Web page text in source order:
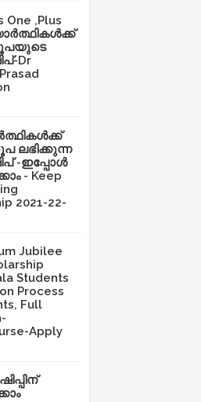
One ,Plus
Dr
ലഭിക്കുന്ന
-ഇപ്പോൾ
- Keep
2021-22-
Jubilee
Students
Process
Full
Apply